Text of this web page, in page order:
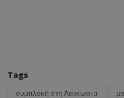
Tags
συμπλοκή στη Λευκωσία